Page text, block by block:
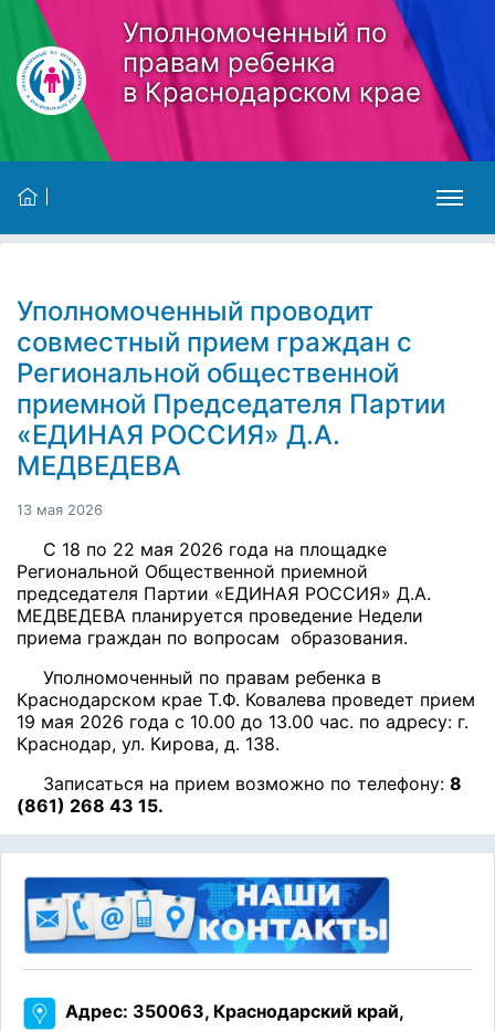
Skip to main content
Уполномоченный по
правам ребенка
в Краснодарском крае
Уполномоченный проводит
совместный прием граждан с
Региональной общественной
приемной Председателя Партии
«ЕДИНАЯ РОССИЯ» Д.А.
МЕДВЕДЕВА
13 мая 2026
С 18 по 22 мая 2026 года на площадке
Региональной Общественной приемной
председателя Партии «ЕДИНАЯ РОССИЯ» Д.А.
МЕДВЕДЕВА планируется проведение Недели
приема граждан по вопросам образования.
Уполномоченный по правам ребенка в
Краснодарском крае Т.Ф. Ковалева проведет прием
19 мая 2026 года с 10.00 до 13.00 час. по адресу: г.
Краснодар, ул. Кирова, д. 138.
Записаться на прием возможно по телефону: 8
(861) 268 43 15.
Адрес: 350063, Краснодарский край,